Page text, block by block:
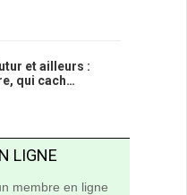
et ailleurs :
qui cach…
LIGNE
membre en ligne